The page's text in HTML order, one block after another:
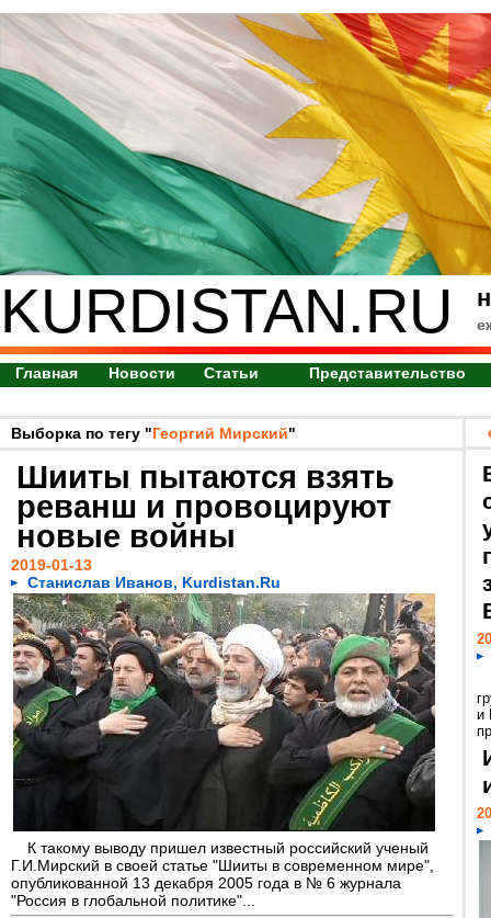
KURDISTAN.RU
Главная Новости Статьи Представительство
Выборка по тегу "Георгий Мирский"
Шииты пытаются взять
реванш и провоцируют
новые войны
2019-01-13
Станислав Иванов, Kurdistan.Ru
К такому выводу пришел известный российский ученый
Г.И.Мирский в своей статье "Шииты в современном мире",
опубликованной 13 декабря 2005 года в № 6 журнала
"Россия в глобальной политике"...
и